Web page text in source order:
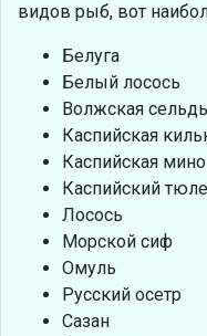
видов рыб, вот
Белуга
Белый лосось
Волжская сельдь
Каспийская
Каспийская
Каспийский
Лосось
Морской сиф
Омуль
Русский осетр
Сазан